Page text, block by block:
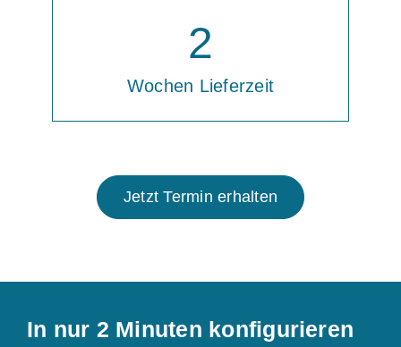
2
Wochen Lieferzeit
Jetzt Termin erhalten
In nur 2 Minuten konfigurieren